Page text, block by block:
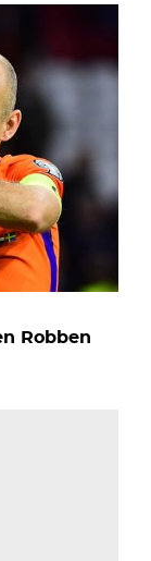
Robben